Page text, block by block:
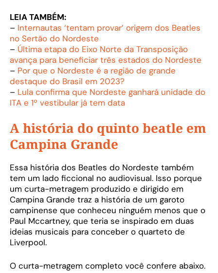
LEIA TAMBÉM:
– Internautas ‘tentam provar’ origem dos Beatles
no Sertão do Nordeste
– Última etapa do Eixo Norte da Transposição
avança para beneficiar três estados do Nordeste
– Por que o Nordeste é a região de grande
destaque do Brasil em 2023?
– Lula confirma que Nordeste ganhará unidade do
ITA e 1º vestibular já tem data
A história do quinto beatle em
Campina Grande
Essa história dos Beatles do Nordeste também
tem um lado ficcional no audiovisual. Isso porque
um curta-metragem produzido e dirigido em
Campina Grande traz a história de um garoto
campinense que conheceu ninguém menos que o
Paul Mccartney, que teria se inspirado em duas
ideias musicais para conceber o quarteto de
Liverpool.
O curta-metragem completo você confere abaixo.